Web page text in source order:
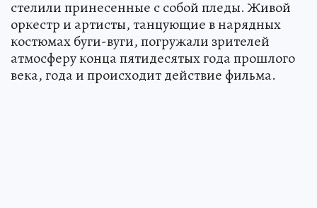
стелили принесенные с собой пледы. Живой
оркестр и артисты, танцующие в нарядных
костюмах буги-вуги, погружали зрителей
атмосферу конца пятидесятых года прошлого
века, года и происходит действие фильма.